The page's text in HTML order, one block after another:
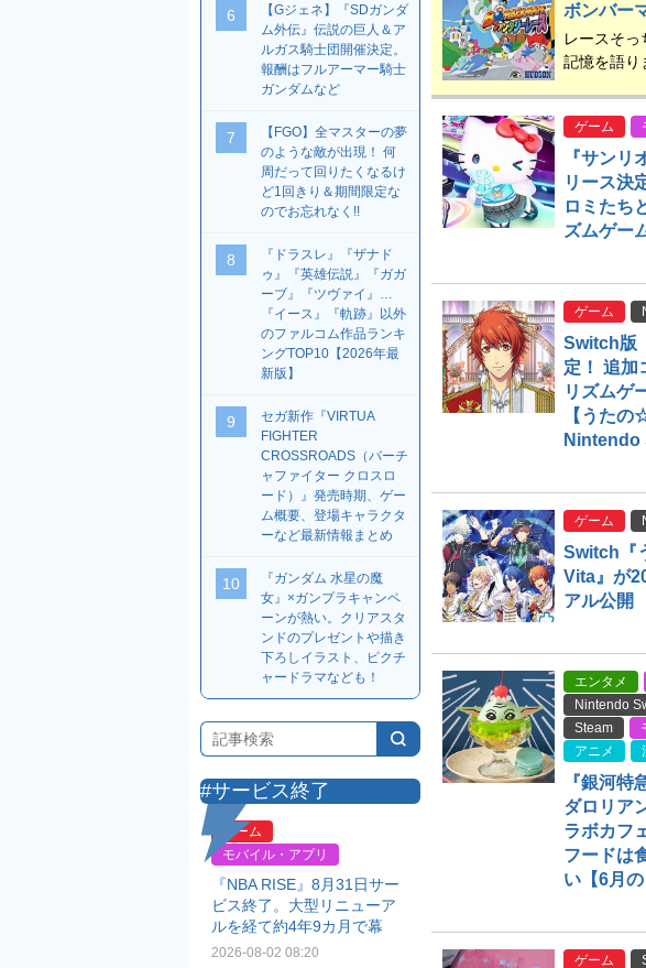
ボンバー
レースそ
記憶を語り
ゲーム
『サンリ
リース決
ロミたち
ズムゲー
ゲーム
Switch版
定！ 追加
リズムゲ
【うた
Nintendo
ゲーム
Switch『
Vita』が
アル公開
エンタメ
Nintendo
Steam
アニメ
『銀河
ダロリア
ラボカフ
フードは
い【6月の
ゲーム
6
【Gジェネ】『SDガンダ
ム外伝』伝説の巨人＆ア
ルガス騎士団開催決定。
報酬はフルアーマー騎士
ガンダムなど
7
【FGO】全マスターの夢
のような敵が出現！ 何
周だって回りたくなるけ
ど1回きり＆期間限定な
のでお忘れなく!!
8
『ドラスレ』『ザナド
ゥ』『英雄伝説』『ガガ
ーブ』『ツヴァイ』…
『イース』『軌跡』以外
のファルコム作品ランキ
ングTOP10【2026年最
新版】
9
セガ新作『VIRTUA
FIGHTER
CROSSROADS（バーチ
ャファイター クロスロ
ード）』発売時期、ゲー
ム概要、登場キャラクタ
ーなど最新情報まとめ
10
『ガンダム 水星の魔
女』×ガンプラキャンペ
ーンが熱い。クリアスタ
ンドのプレゼントや描き
下ろしイラスト、ピクチ
ャードラマなども！
#サービス終了
ゲーム
モバイル・アプリ
『NBA RISE』8月31日サー
ビス終了。大型リニューア
ルを経て約4年9カ月で幕
2026-08-02 08:20